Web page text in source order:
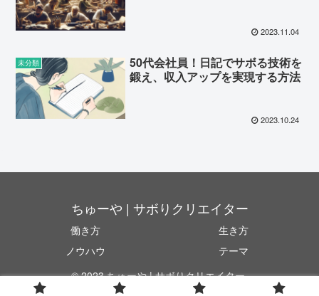
2023.11.04
未分類
50代会社員！日記でサボる技術を
鍛え、収入アップを実現する方法
2023.10.24
ちゅーや | サボりクリエイター
働き方
生き方
ノウハウ
テーマ
© 2023 ちゅーや | サボりクリエイター.